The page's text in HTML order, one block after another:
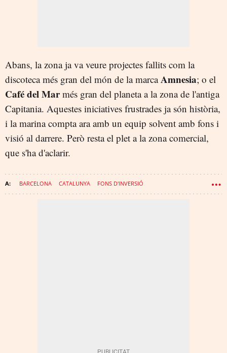
Abans, la zona ja va veure projectes fallits com la
discoteca més gran del món de la marcaAmnesia; o el
Café del Marmés gran del planeta a la zona de l'antiga
Capitania. Aquestes iniciatives frustrades ja són història,
i la marina compta ara amb un equip solvent amb fons i
visió al darrere. Però resta el plet a la zona comercial,
que s'ha d'aclarir.
BARCELONA CATALUNYA FONS D'INVERSIÓ